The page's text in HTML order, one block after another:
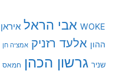
WOKE אבי הראל איראן
ההון אלעד רזניק אמציה חן
שניר גרשון הכהן חמאס